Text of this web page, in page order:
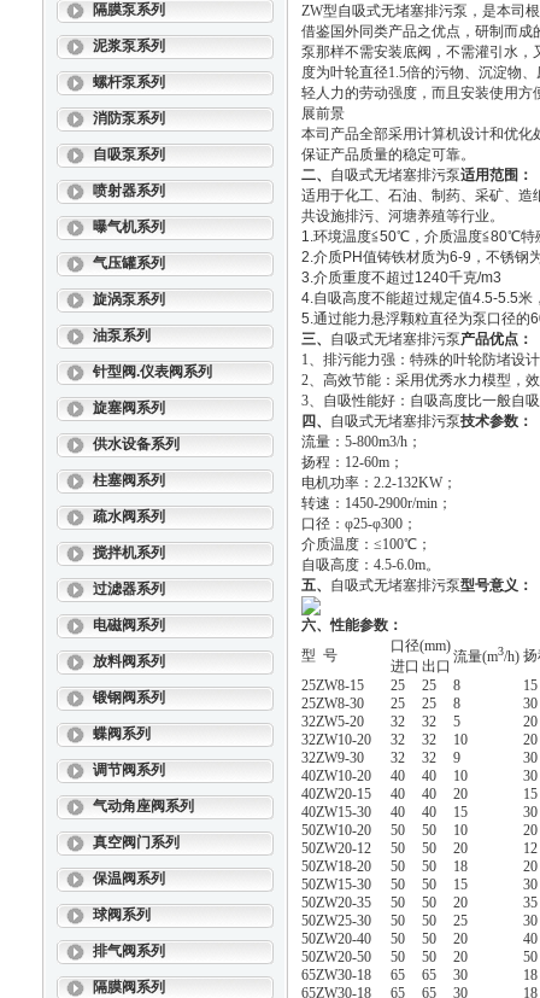
隔膜泵系列
泥浆泵系列
螺杆泵系列
消防泵系列
自吸泵系列
喷射器系列
曝气机系列
气压罐系列
旋涡泵系列
油泵系列
针型阀.仪表阀系列
旋塞阀系列
供水设备系列
柱塞阀系列
疏水阀系列
搅拌机系列
过滤器系列
电磁阀系列
放料阀系列
锻钢阀系列
蝶阀系列
调节阀系列
气动角座阀系列
真空阀门系列
保温阀系列
球阀系列
排气阀系列
隔膜阀系列
ZW型自吸式无堵塞排污泵，是本司
借鉴国外同类产品之优点，研制而
泵那样不需安装底阀，不需灌引水，
度为叶轮直径1.5倍的污物、沉淀物
轻人力的劳动强度，而且安装使用
展前景
本司产品全部采用计算机设计和优
保证产品质量的稳定可靠。
二、
自吸式无堵塞排污泵适用范围：
适用于化工、石油、制药、采矿、
共设施排污、河塘养殖等行业。
1.环境温度≦50℃，介质温度≦80℃
2.介质PH值铸铁材质为6-9，不锈钢
3.介质重度不超过1240千克/m3
4.自吸高度不能超过规定值4.5-5.5米
5.通过能力悬浮颗粒直径为泵口径的
三、
自吸式无堵塞排污泵产品优点：
1、排污能力强：特殊的叶轮防堵设
2、高效节能：采用优秀水力模型，
3、自吸性能好：自吸高度比一般自
四、
自吸式无堵塞排污泵技术参数：
流量：5-800m3/h；
扬程：12-60m；
电机功率：2.2-132KW；
转速：1450-2900r/min；
口径：φ25-φ300；
介质温度：≤100℃；
自吸高度：4.5-6.0m。
五、
自吸式无堵塞排污泵型号意义：
六、性能参数：
型 号
口径(mm)
流量(m3/h) 扬
进口 出口
25ZW8-15
25 25 8
15
25ZW8-30
25 25 8
30
32ZW5-20
32 32 5
20
32ZW10-20
32 32 10
20
32ZW9-30
32 32 9
30
40ZW10-20
40 40 10
30
40ZW20-15
40 40 20
15
40ZW15-30
40 40 15
30
50ZW10-20
50 50 10
20
50ZW20-12
50 50 20
12
50ZW18-20
50 50 18
20
50ZW15-30
50 50 15
30
50ZW20-35
50 50 20
35
50ZW25-30
50 50 25
30
50ZW20-40
50 50 20
40
50ZW20-50
50 50 20
50
65ZW30-18
65 65 30
18
65ZW30-18
65 65 30
18